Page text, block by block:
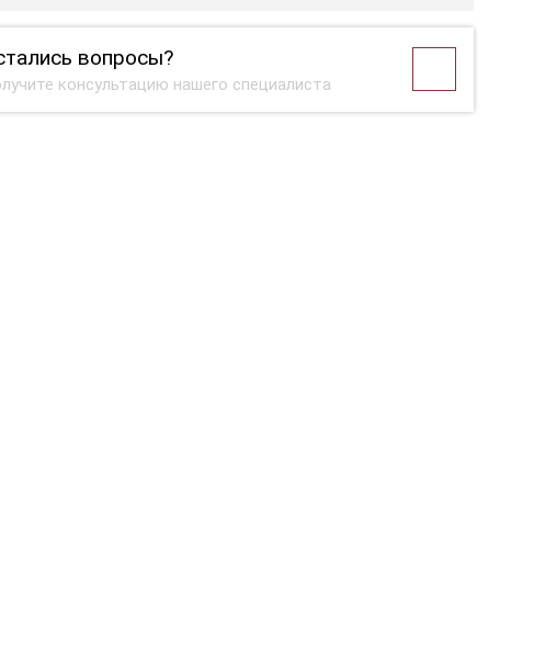
вопросы?
консультацию нашего специалиста